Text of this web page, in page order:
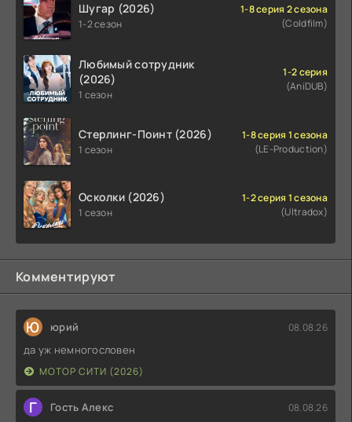
Шугар (2026)
1-2 сезон
1-8 серия 2 сезона
(Coldfilm)
Любимый сотрудник
(2026)
1 сезон
1-2 серия
(AniDUB)
Стерлинг-Поинт (2026)
1 сезон
1-8 серия 1 сезона
(LE-Production)
Осколки (2026)
1 сезон
1-2 серия 1 сезона
(Ultradox)
Комментируют
Ю юрий 08.08.26
да уж немногословен
МОТОР СИТИ (2026)
Г Гость Алекс 08.08.26